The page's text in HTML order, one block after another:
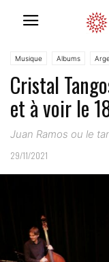
Musique Albums
Cristal
et à voir le
Juan Ramos ou le
29/11/2021